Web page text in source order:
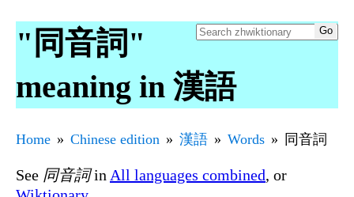
"同音詞"
meaning in 漢語
Home Chinese edition 漢語 Words 同音詞
See 同音詞in All languages combined, or